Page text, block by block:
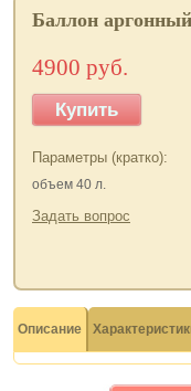
Баллон
4900 руб.
Купить
Параметры (кратко):
объем 40 л.
Задать вопрос
Описание